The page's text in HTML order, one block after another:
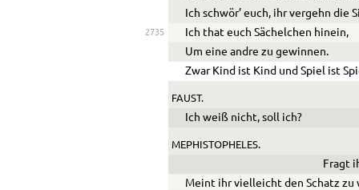
Ich schwör’ euch, ihr vergehn die
2735
Ich that euch Sächelchen hinein,
Um eine andre zu gewinnen.
Zwar Kind ist Kind und Spiel ist
FAUST.
Ich weiß nicht, soll ich?
MEPHISTOPHELES.
Fragt
Meint ihr vielleicht den Schatz zu